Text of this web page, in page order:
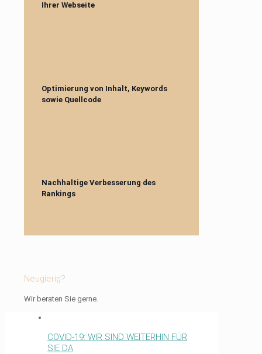
Ihrer Webseite
Optimierung von Inhalt, Keywords
sowie Quellcode
Nachhaltige Verbesserung des
Rankings
Neugierig?
Wir beraten Sie gerne.
COVID-19: WIR SIND WEITERHIN FÜR
SIE DA